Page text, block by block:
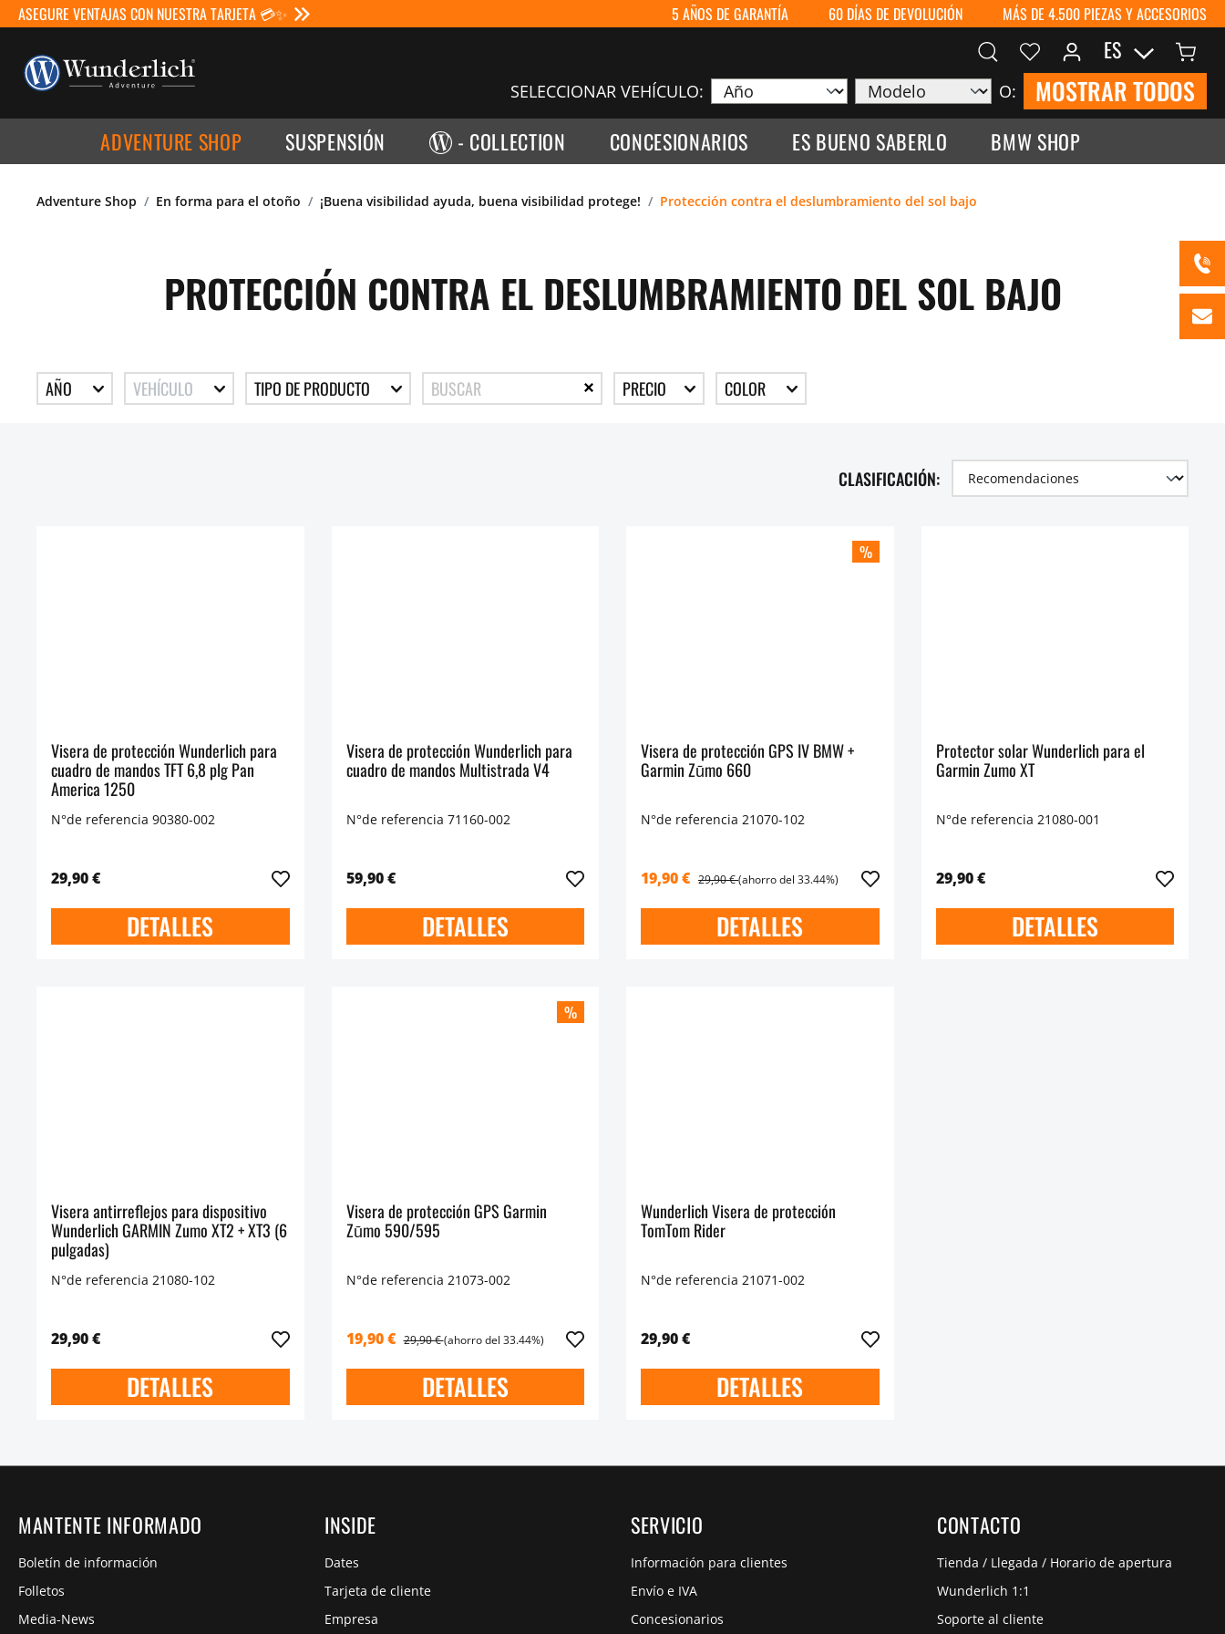
ASEGURE VENTAJAS CON NUESTRA TARJETA 💳✨ 5 AÑOS DE GARANTÍA 60 DÍAS DE DEVOLUCIÓN MÁS DE 4.500 PIEZAS Y ACCESORIOS
SELECCIONAR VEHÍCULO: O: MOSTRAR TODOS
ES
ADVENTURE SHOP SUSPENSIÓN - COLLECTION CONCESIONARIOS ES BUENO SABERLO BMW SHOP
Adventure Shop En forma para el otoño ¡Buena visibilidad ayuda, buena visibilidad protege! Protección contra el deslumbramiento del sol bajo
PROTECCIÓN CONTRA EL DESLUMBRAMIENTO DEL SOL BAJO
AÑO TIPO DE PRODUCTO
VEHÍCULO COLOR
PRECIO
CLASIFICACIÓN:
Visera de protección Wunderlich para
cuadro de mandos TFT 6,8 plg Pan
America 1250
N°de referencia 90380-002
29,90 €
DETALLES
Visera de protección Wunderlich para
cuadro de mandos Multistrada V4
N°de referencia 71160-002
59,90 €
DETALLES
%
Visera de protección GPS IV BMW +
Garmin Zūmo 660
N°de referencia 21070-102
19,90 € 29,90 €(ahorro del 33.44%)
DETALLES
Protector solar Wunderlich para el
Garmin Zumo XT
N°de referencia 21080-001
29,90 €
DETALLES
Visera antirreflejos para dispositivo
Wunderlich GARMIN Zumo XT2 + XT3 (6
pulgadas)
N°de referencia 21080-102
29,90 €
DETALLES
%
Visera de protección GPS Garmin
Zūmo 590/595
N°de referencia 21073-002
19,90 € 29,90 €(ahorro del 33.44%)
DETALLES
Wunderlich Visera de protección
TomTom Rider
N°de referencia 21071-002
29,90 €
DETALLES
MANTENTE INFORMADO
Boletín de información
Folletos
Media-News
INSIDE
Dates
Tarjeta de cliente
Empresa
SERVICIO
Información para clientes
Envío e IVA
Concesionarios
CONTACTO
Tienda / Llegada / Horario de apertura
Wunderlich 1:1
Soporte al cliente